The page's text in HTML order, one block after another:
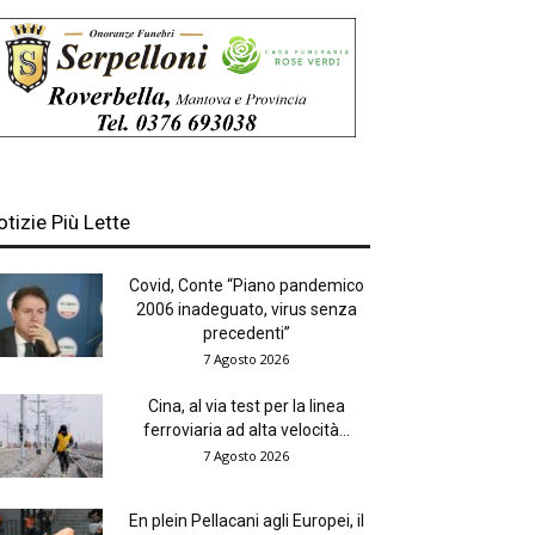
Più Lette
Covid, Conte “Piano pandemico
2006 inadeguato, virus senza
precedenti”
7 Agosto 2026
Cina, al via test per la linea
ferroviaria ad alta velocità...
7 Agosto 2026
En plein Pellacani agli Europei, il